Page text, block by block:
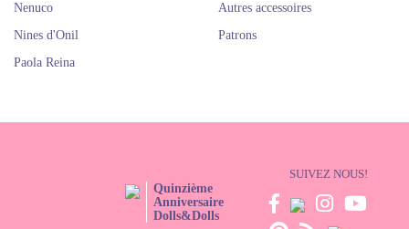
Nenuco
Nines d'Onil
Paola Reina
Autres accessoires
Patrons
Quinzième
Anniversaire
Dolls&Dolls
SUIVEZ NOUS!